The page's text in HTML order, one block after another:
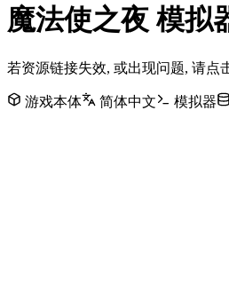
魔法使之夜 模拟
若资源链接失效, 或出现问题, 请点
游戏本体 简体中文 模拟器